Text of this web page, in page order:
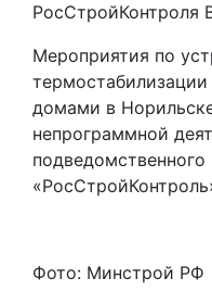
РосСтройКонтроля
Мероприятия по
домами в
непрограммной
Фото: Минстрой РФ